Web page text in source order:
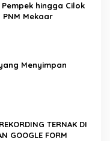
hingga Cilok
Mekaar
Menyimpan
TERNAK DI
GOOGLE FORM